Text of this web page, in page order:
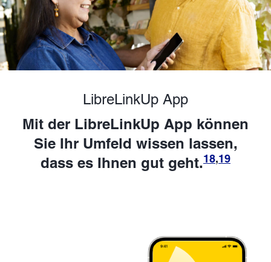
LibreLinkUp App
Mit der LibreLinkUp App können
Sie Ihr Umfeld wissen lassen,
dass es Ihnen gut geht.18,19